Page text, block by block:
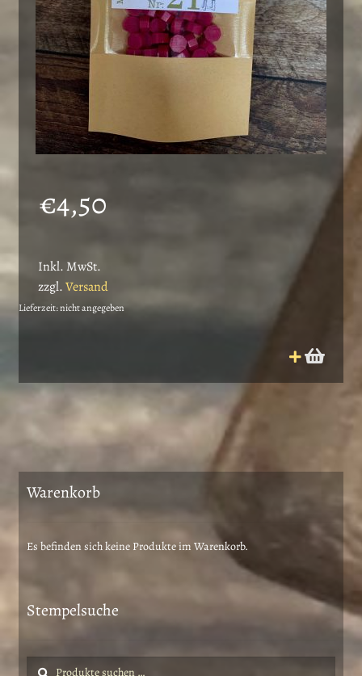
€4,50
Inkl. MwSt.
zzgl.Versand
Lieferzeit: nicht angegeben
Warenkorb
Es befinden sich keine Produkte im Warenkorb.
Stempelsuche
Suche
Suchen